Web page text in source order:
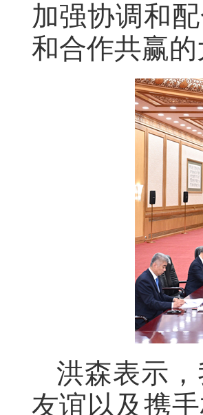
加强协调和
和合作共赢的
洪森表示
友谊以及携